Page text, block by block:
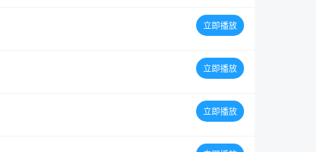
立即播放
立即播放
立即播放